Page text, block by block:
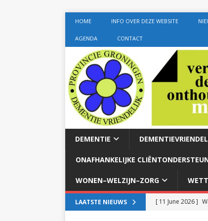
HOME INFO OVER DEZE WEBSITE
AGENDA CONTACT
DEMENTIE
ONAFHANKELIJKE
WONEN–WELZIJN–ZORG
LAATSTE NIEUWS [ 11 June 2026 ]